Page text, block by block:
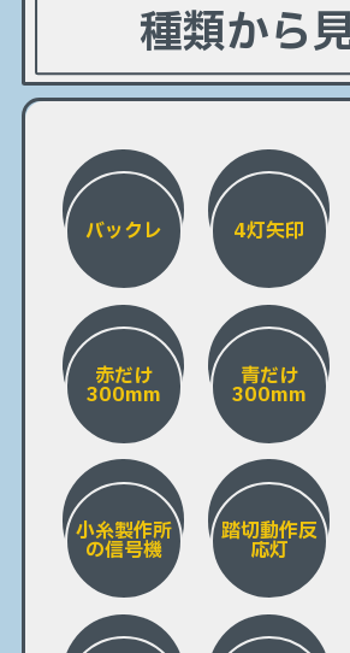
種類から
バックレ 4灯矢印
赤だけ
300mm
青だけ
300mm
小糸製作所
の信号機
踏切動作反
応灯